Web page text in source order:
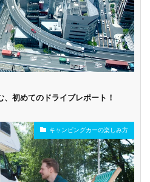
初めてのドライブレポート！
キャンピングカーの楽しみ方